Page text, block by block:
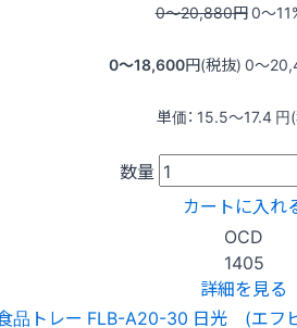
0〜20,880円0〜11
0〜18,600円(税抜) 0〜
単価： 15.5〜17.4 円
数量
カートに入れ
OCD
1405
詳細を見る